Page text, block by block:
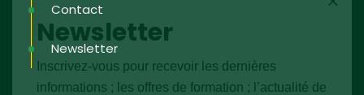
Contact
Newsletter
Newsletter
Inscrivez-vous pour recevoir les dernières
informations ; les offres de formation ; l’actualité de